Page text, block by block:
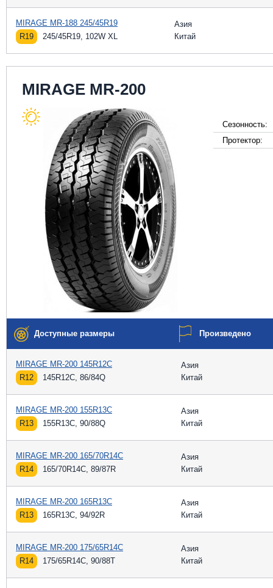
MIRAGE MR-188 245/45R19
R19
245/45R19, 102W XL
Азия
Китай
MIRAGE MR-200
Сезонность:
Протектор:
Доступные размеры Произведено
MIRAGE MR-200 145R12C
R12
145R12C, 86/84Q
Азия
Китай
MIRAGE MR-200 155R13C
R13
155R13C, 90/88Q
Азия
Китай
MIRAGE MR-200 165/70R14C
R14
165/70R14C, 89/87R
Азия
Китай
MIRAGE MR-200 165R13C
R13
165R13C, 94/92R
Азия
Китай
MIRAGE MR-200 175/65R14C
R14
175/65R14C, 90/88T
Азия
Китай